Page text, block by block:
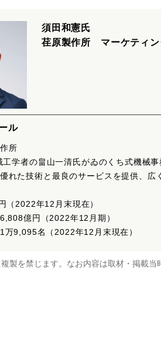
須田和憲氏
荏原製作所 マーケティン
ル
所
学者の畠山一清氏がゐのくち式機械
れた技術と最良のサービスを提供、広
（2022年12月末現在）
億円（2022年12月期）
万9,095名（2022年12月末現在）
製を禁じます。なお内容は取材・掲載当